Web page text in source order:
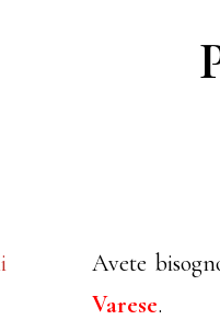
Avete
Varese.